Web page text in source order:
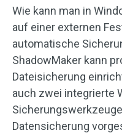
Wie kann man in
auf einer externen
automatische
ShadowMaker kann
Dateisicherung
auch zwei integrierte
Datensicherung